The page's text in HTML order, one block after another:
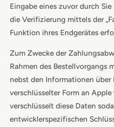
Eingabe eines zuvor durch
die Verifizierung mittels der
Funktion ihres Endgerätes
Zum Zwecke der
Rahmen des Bestellvorgangs
nebst den Informationen über
verschlüsselter Form an
verschlüsselt diese Daten
entwicklerspezifischen